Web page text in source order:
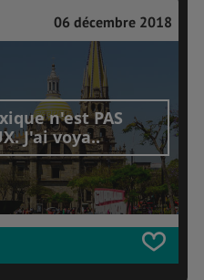
06 décembre 2018
n'est PAS
J'ai voya..